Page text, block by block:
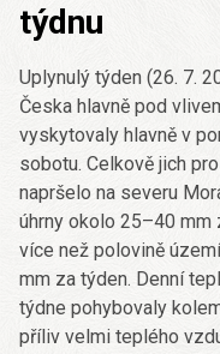
týdnu
Uplynulý týden (26. 7.
Česka hlavně pod
vyskytovaly hlavně v
sobotu. Celkově jich
napršelo na severu
úhrny okolo 25–40 mm
více než polovině
mm za týden. Denní
týdne pohybovaly
příliv velmi teplého